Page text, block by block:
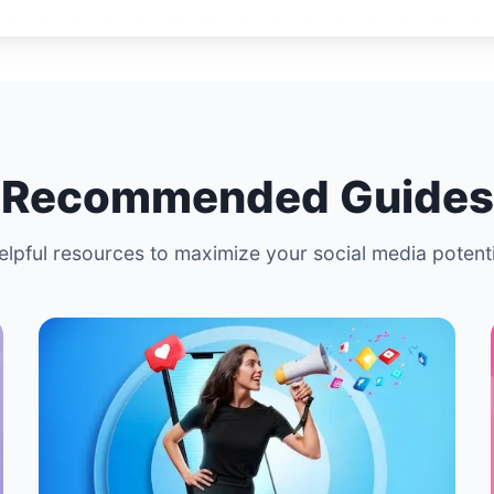
Recommended Guides
resources to maximize your social media